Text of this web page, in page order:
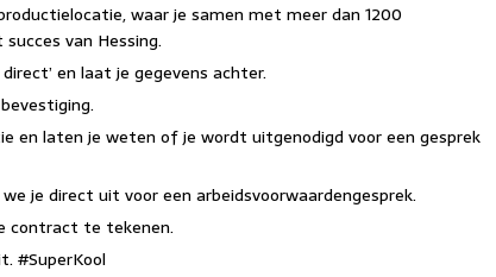
waar je samen met meer dan 1200
van Hessing.
en laat je gegevens achter.
en laten je weten of je wordt uitgenodigd voor een gesprek
je direct uit voor een arbeidsvoorwaardengesprek.
contract te tekenen.
#SuperKool